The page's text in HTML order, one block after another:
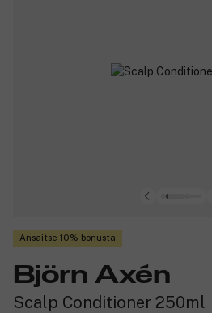
Ansaitse 10% bonusta
Björn Axén
Scalp Conditioner 250ml